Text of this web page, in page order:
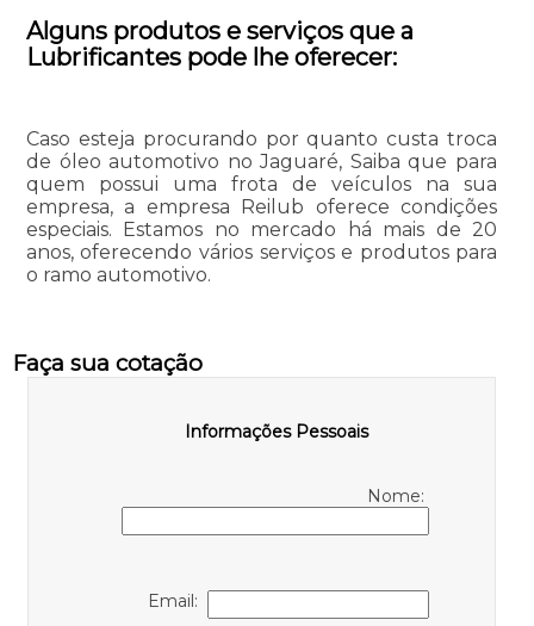
Alguns produtos e serviços que a
Lubrificantes pode lhe oferecer:
Caso esteja procurando por quanto custa troca
de óleo automotivo no Jaguaré, Saiba que para
quem possui uma frota de veículos na sua
empresa, a empresa Reilub oferece condições
especiais. Estamos no mercado há mais de 20
anos, oferecendo vários serviços e produtos para
o ramo automotivo.
Faça sua cotação
Informações Pessoais
Nome:
Email: